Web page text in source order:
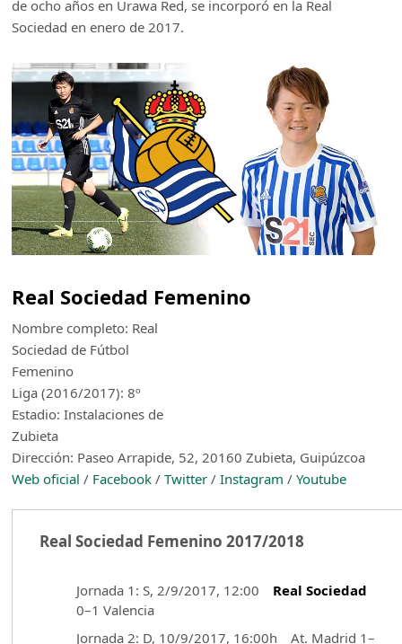
de ocho años en Urawa Red, se incorporó en la Real
Sociedad en enero de 2017.
Real Sociedad Femenino
Nombre completo: Real
Sociedad de Fútbol
Femenino
Liga (2016/2017): 8º
Estadio: Instalaciones de
Zubieta
Dirección: Paseo Arrapide, 52, 20160 Zubieta, Guipúzcoa
Web oficial / Facebook /Twitter /Instagram /Youtube
Real Sociedad Femenino 2017/2018
Jornada 1: S, 2/9/2017, 12:00 Real Sociedad
0–1 Valencia
Jornada 2: D, 10/9/2017, 16:00h At. Madrid 1–